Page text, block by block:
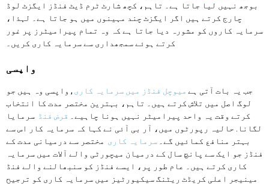
بوجھ نہیں لیا جاتا ہے۔ تاہم، کچھ شارٹ ٹرم ڈیٹ فنڈز ایگزٹ لوڈ
چارج کرتے ہیں اگر ایگزٹ چند مہینوں میں ہو جاتا ہے۔ لہذا،
سرمایہ کاروں کو مشورہ دیا جاتا ہے کہ وہ تمام پیرامیٹرز پر غور
کرتے ہوئے سمجھداری سے سرمایہ کاری کریں۔
واپسی
جب یہ بات آتی ہے میوچل فنڈز میں سرمایہ کاری , واپسی وہ ہیں جو
لوگ اصل میں تلاش کرتے ہیں۔ تاہم، بہترین مختصر مدت کا انتخاب
کرتے وقت یہ واحد پیرامیٹر نہیں ہونا چاہیے۔
قرض فنڈ سرمایا
لگانا. حالیہ رپورٹوں میں، آر بی آئی نے کہا کہ سرمایہ کار اس سے
بہتر منافع کمائیں گے۔
سرمایہ کاری مختصر سے درمیانی مدت کے
فنڈز جو ایک سے پانچ سال کے درمیان میچورٹی والے آلات میں سرمایہ
کاری کرتے ہیں۔ عام طور پر، ایسے فنڈز کو سنبھالنے والے فنڈ
مینیجر اعلی کریڈٹ ریٹنگ سیکیورٹیز میں سرمایہ کاری کو ترجیح